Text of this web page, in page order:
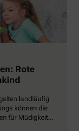
Rote
landläufig
können die
für Müdigkeit,
Rumtoben die